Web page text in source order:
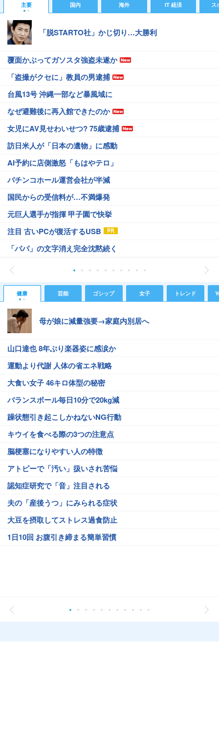
主要 国内 海外 IT 経済 ス
「脱STARTO社」かじ切り…大勝利
覆面かぶってガソスタ強盗未遂か
「盗撮がクセに」教員の男逮捕
台風13号 沖縄一部など暴風域に
なぜ避難後に再入館できたのか
女児にAV見せわいせつ? 75歳逮捕
訪日米人が「日本の遺物」に感動
AI予約に店側激怒「もはやテロ」
パチンコホール運営会社が半減
国民からの受信料が…不満爆発
元巨人選手が指揮 甲子園で快挙
注目 古いPCが復活するUSB
「パパ」の文字消え完全沈黙続く
健康 芸能 ゴシップ 女子 トレンド
母が娘に減量強要→家庭内別居へ
山口達也 8年ぶり楽器姿に感涙か
運動より代謝 人体の省エネ戦略
大食い女子 46キロ体型の秘密
バランスボール毎日10分で20kg減
躁状態引き起こしかねないNG行動
キウイを食べる際の3つの注意点
脳梗塞になりやすい人の特徴
アトピーで「汚い」扱いされ苦悩
認知症研究で「音」注目される
夫の「産後うつ」にみられる症状
大豆を摂取してストレス過食防止
1日10回 お腹引き締まる簡単習慣